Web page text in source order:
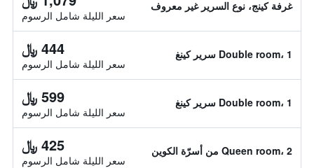
غرفة كينج، نوع السرير غير معروف
سعر الليلة شامل الرسوم
Double room، 1 سرير كينغ 444 ﷼
سعر الليلة شامل الرسوم
Double room، 1 سرير كينغ 599 ﷼
سعر الليلة شامل الرسوم
Queen room، 2 من أسرّة الكوين 425 ﷼
سعر الليلة شامل الرسوم